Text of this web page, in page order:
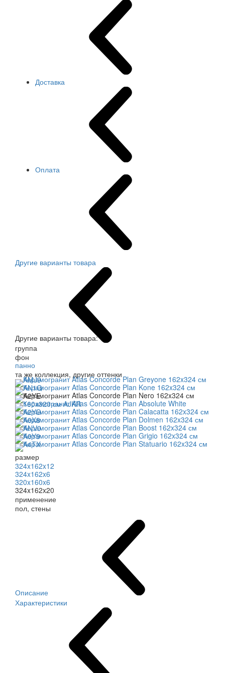
Доставка
Оплата
Другие варианты товара
Другие варианты товара:
группа
фон
панно
та же коллекция, другие оттенки
размер
324x162x12
324x162x6
320x160x6
324x162x20
применение
пол, стены
Описание
Характеристики